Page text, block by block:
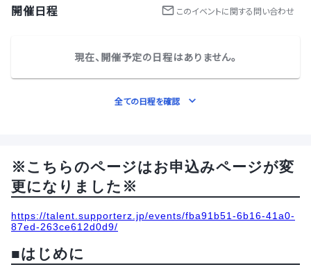
開催日程 このイベントに関する問い合わせ
現在、開催予定の日程はありません。
全ての日程を確認
※こちらのページはお申込みページが変
更になりました※
https://talent.supporterz.jp/events/fba91b51-6b16-41a0-
87ed-263ce612d0d9/
■はじめに